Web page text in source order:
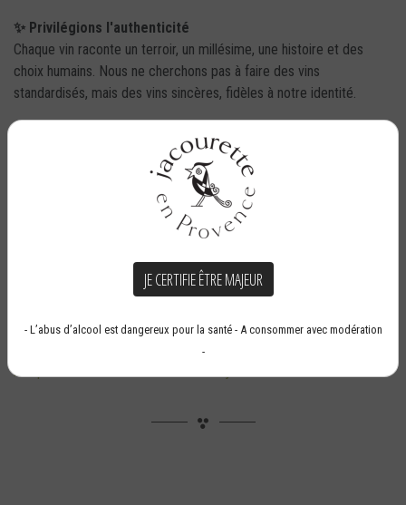
✨ Privilégions l'authenticité
Chaque vin raconte un terroir, un millésime, une histoire et des
choix humains. Nous ne cherchons pas à faire des vins
standardisés, mais des vins sincères, fidèles à notre identité.
Un engagement qui nous ressemble
Le logo Vignerons Indépendants est pour nous un véritable repère
: celui d'un vin élaboré par des femmes et des hommes qui vivent
Au Domaine Jacourette, cet engagement reflète tout simplement
notre façon de travailler depuis toujours : faire nos vins nous-
https://www.vignerons-independants.com/annuaire-des-vignerons-
independants-de-france/domaine-de-jacourette
JE CERTIFIE ÊTRE MAJEUR
- L’abus d’alcool est dangereux pour la santé - A consommer avec modération
-